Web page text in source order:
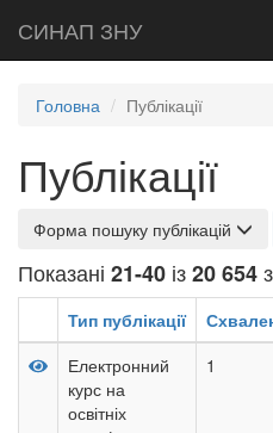
СИНАП ЗНУ
Головна Публікації
Публікації
Форма пошуку публікацій
Показані 21-40 із20 654
Тип публікації
Електронний
курс на
освітніх
1